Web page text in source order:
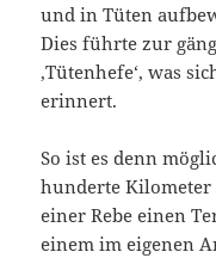
und in Tüten
Dies führte zur
‚Tütenhefe‘, was
erinnert.
So ist es denn
hunderte Kilometer
einer Rebe einen
einem im eigenen